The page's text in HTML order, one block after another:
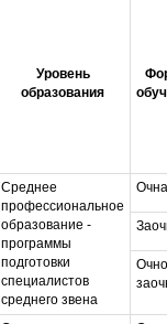
Уровень
образования
Среднее
профессиональное
образование -
программы
подготовки
специалистов
среднего звена